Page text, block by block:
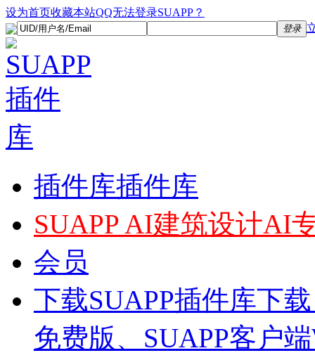
设为首页收藏本站QQ无法登录SUAPP？
登录
插件库插件库
SUAPP AI建筑设计AI
会员
下载SUAPP插件库下
免费版、SUAPP客户